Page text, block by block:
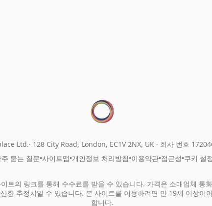
Ltd. 128 City Road, London, EC1V 2NX, UK · 회사 번호
주 묻는 질문•사이트맵•개인정보 처리방침•이용약관•접근성•쿠키 설정
트의 링크를 통해 수수료를 받을 수 있습니다. 가격은 소매업체 통
한 추정치일 수 있습니다. 본 사이트를 이용하려면 만 19세 이상이
합니다.